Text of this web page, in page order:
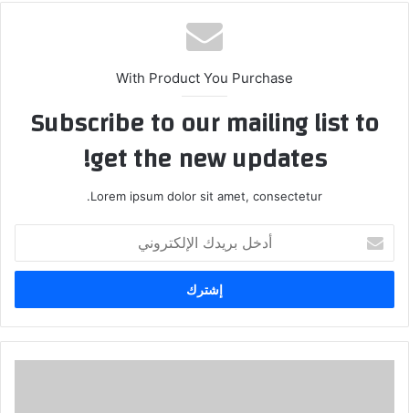
ب
With Product You Purchase
Subscribe to our mailing list to
get the new updates!
Lorem ipsum dolor sit amet, consectetur.
خ
ب
ر